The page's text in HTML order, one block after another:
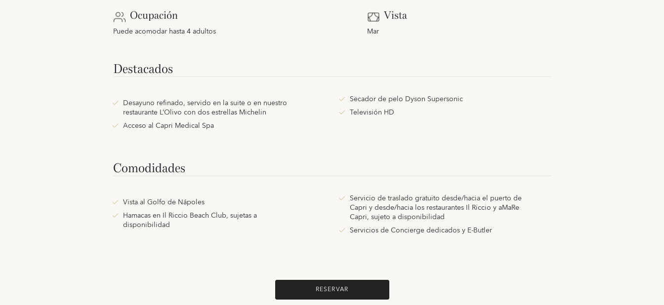
Ocupación
Puede acomodar hasta 4 adultos
Vista
Mar
Destacados
Desayuno refinado, servido en la suite o en nuestro
restaurante L’Olivo con dos estrellas Michelin
Acceso al Capri Medical Spa
Secador de pelo Dyson Supersonic
Televisión HD
Comodidades
Vista al Golfo de Nápoles
Hamacas en Il Riccio Beach Club, sujetas a
disponibilidad
Servicio de traslado gratuito desde/hacia el puerto de
Capri y desde/hacia los restaurantes Il Riccio y aMaRe
Capri, sujeto a disponibilidad
Servicios de Concierge dedicados y E-Butler
RESERVAR